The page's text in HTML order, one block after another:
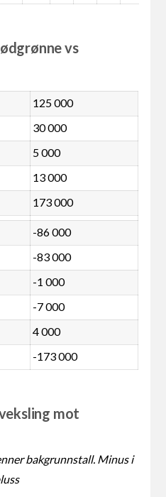
vs
125 000
30 000
5 000
13 000
173 000
-86 000
-83 000
-1 000
-7 000
4 000
-173 000
mot
bakgrunnstall. Minus i